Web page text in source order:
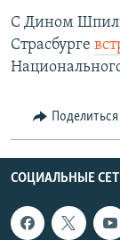
С Дином
Страсбурге
Поделиться
СОЦИАЛЬНЫЕ